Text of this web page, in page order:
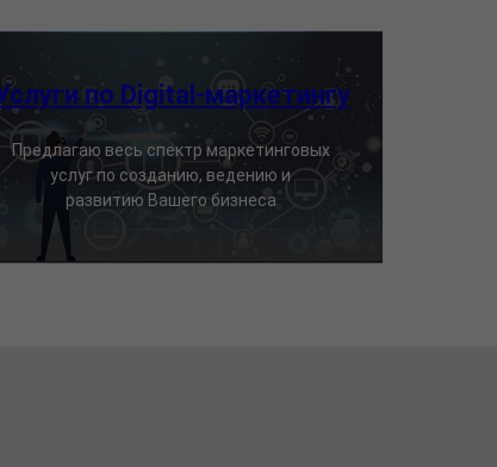
по Digital-маркетингу
Предлагаю весь спектр маркетинговых
услуг по созданию, ведению и
развитию Вашего бизнеса